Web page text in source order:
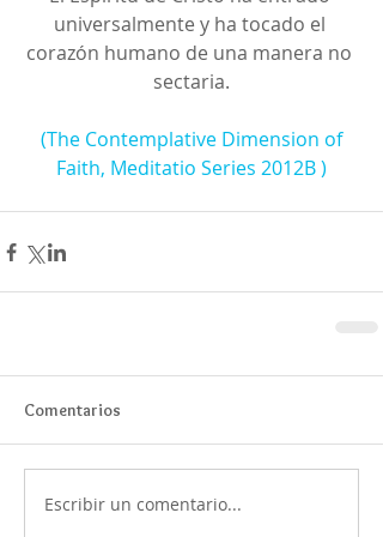
universalmente y ha tocado el
corazón humano de una manera no
sectaria.
(The Contemplative Dimension of
Faith, Meditatio Series 2012B )
Comentarios
Escribir un comentario...